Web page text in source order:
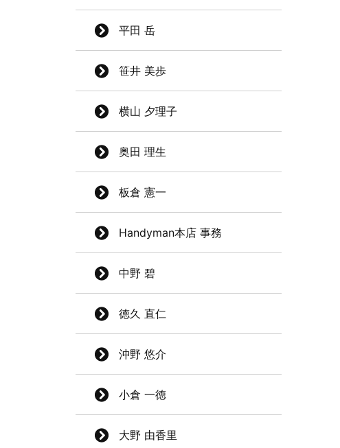
平田 岳
笹井 美歩
横山 夕理子
奥田 理生
板倉 憲一
Handyman本店 事務
中野 碧
徳久 直仁
沖野 悠介
小倉 一徳
大野 由香里